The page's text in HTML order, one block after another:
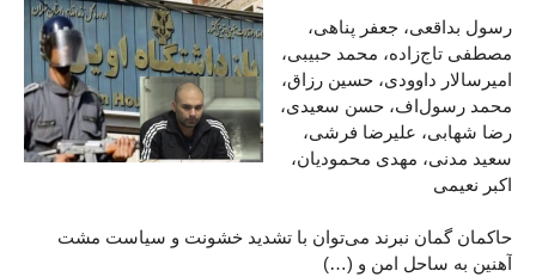
رسول بداقعی، جعفر پناهی،
مصطفی تاج‌زاده، محمد حبیبی،
امیرسالار داوودی، حسین رزاق،
محمد رسول‌اف، حسن سعیدی،
رضا شهابی، علیرضا فرشی،
سعید مدنی، مهدی محمودیان،
اکبر نعیمی
حاکمان گمان نبرند می‌توان با تشدید خشونت و سیاست مشت
آهنین به ساحل امن و (…)